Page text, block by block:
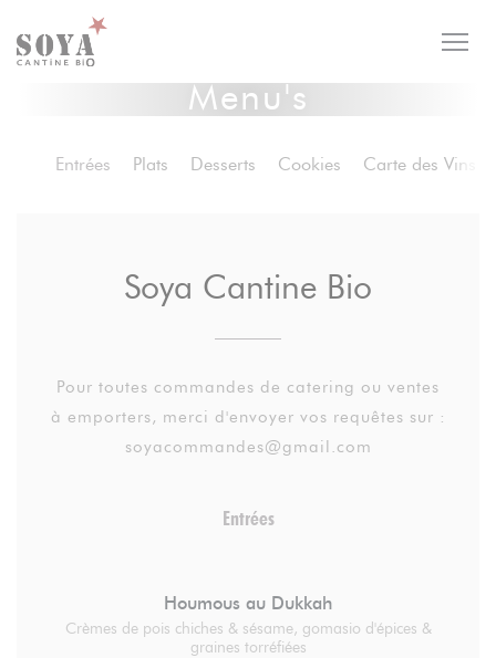
Cookies beheer paneel
Menu's
Entrées Plats Desserts Cookies Carte des Vins
Soya Cantine Bio
Pour toutes commandes de catering ou ventes
à emporters, merci d'envoyer vos requêtes sur :
soyacommandes@gmail.com
Entrées
Houmous au Dukkah
Crèmes de pois chiches & sésame, gomasio d'épices &
graines torréfiées